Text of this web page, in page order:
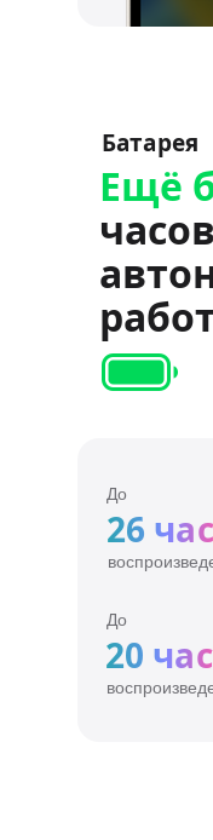
Батарея
Ещё
часов
До
26
До
20